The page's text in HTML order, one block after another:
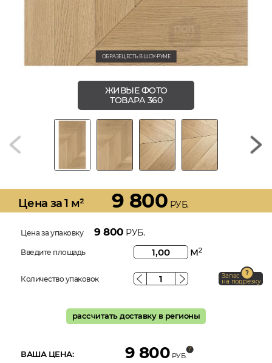
ОБРАЗЕЦ ЕСТЬ В ШОУ-РУМЕ
ЖИВЫЕ ФОТО
ТОВАРА 360
Цена за 1 м² 9 800 РУБ.
Цена за упаковку 9 800 РУБ.
Введите площадь м2
Количество упаковок Запас
на подрезку
рассчитать доставку в регионы
ВАША ЦЕНА: 9 800 РУБ.